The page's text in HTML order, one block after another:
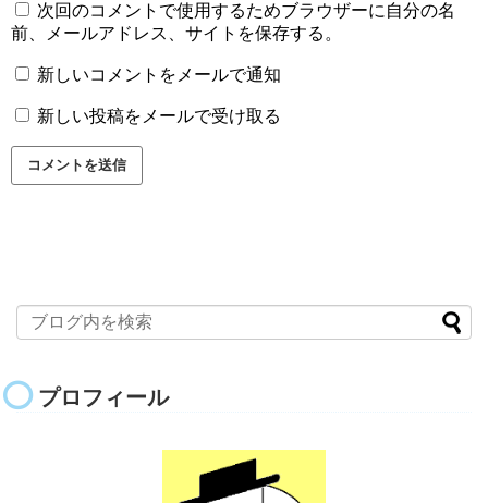
次回のコメントで使用するためブラウザーに自分の名
前、メールアドレス、サイトを保存する。
新しいコメントをメールで通知
新しい投稿をメールで受け取る
プロフィール